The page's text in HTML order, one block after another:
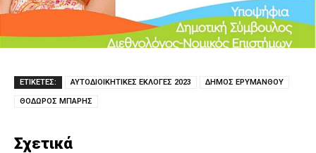
ΕΤΙΚΕΤΕΣ: ΑΥΤΟΔΙΟΙΚΗΤΙΚΕΣ ΕΚΛΟΓΕΣ 2023 ΔΗΜΟΣ ΕΡΥΜΑΝΘΟΥ
ΘΟΔΩΡΟΣ ΜΠΑΡΗΣ
Σχετικά